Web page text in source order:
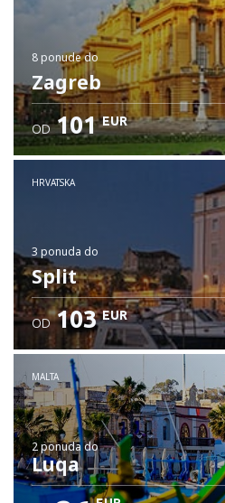
8 ponudedo
Zagreb
OD 101 EUR
HRVATSKA
3 ponuda do
Split
OD 103 EUR
MALTA
2 ponudado
Luqa